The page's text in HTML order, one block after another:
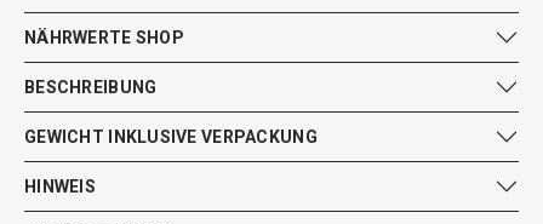
NÄHRWERTE SHOP
BESCHREIBUNG
GEWICHT INKLUSIVE VERPACKUNG
HINWEIS